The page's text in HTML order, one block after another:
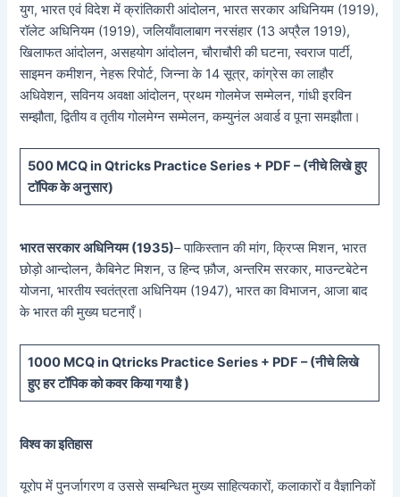
युग, भारत एवं विदेश में क्रांतिकारी आंदोलन, भारत सरकार अधिनियम (1919),
रॉलेट अधिनियम (1919), जलियाँवालाबाग नरसंहार (13 अप्रैल 1919),
खिलाफत आंदोलन, असहयोग आंदोलन, चौराचौरी की घटना, स्वराज पार्टी,
साइमन कमीशन, नेहरू रिपोर्ट, जिन्ना के 14 सूत्र, कांग्रेस का लाहौर
अधिवेशन, सविनय अवक्षा आंदोलन, प्रथम गोलमेज सम्मेलन, गांधी इरविन
सम्झौता, द्वितीय व तृतीय गोलमेग्न सम्मेलन, कम्युनंल अवार्ड व पूना समझौता।
500 MCQ in Qtricks Practice Series + PDF – (नीचेलिखे हुए
टॉपिक के अनुसार)
भारत सरकार अधिनियम (1935)– पाकिस्तान की मांग, क्रिप्स मिशन, भारत
छोड़ो आन्दोलन, कैबिनेट मिशन, उ हिन्द फ़ौज, अन्तरिम सरकार, माउन्टबेटेन
योजना, भारतीय स्वतंत्रता अधिनियम (1947), भारत का विभाजन, आजा बाद
के भारत की मुख्य घटनाएँ।
1000 MCQ in Qtricks Practice Series + PDF – (नीचेलिखे
हुएहर टॉपिक को कवर किया गया है )
विश्व का इतिहास
यूरोप में पुनर्जागरण व उससे सम्बन्धित मुख्य साहित्यकारों, कलाकारों व वैज्ञानिकों